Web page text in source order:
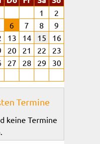
1
2
6 7 8
9
13 14 15
16
20 21 22
23
27 28 29
30
Termine
keine Termine